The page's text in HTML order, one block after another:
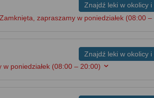
Znajdź leki w okolicy i
Zamknięta, zapraszamy w poniedziałek (08:00 –
Znajdź leki w okolicy i
poniedziałek (08:00 – 20:00)